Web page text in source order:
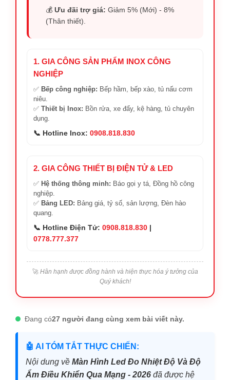
💰Ưu đãi trợ giá: Giảm 5% (Mới) - 8%
(Thân thiết).
1. GIA CÔNG SẢN PHẨM INOX CÔNG
NGHIỆP
✅ Bếp công nghiệp: Bếp hầm, bếp xào, tủ nấu cơm
niêu.
✅ Thiết bị Inox: Bồn rửa, xe đẩy, kệ hàng, tủ chuyên
dụng.
📞 Hotline Inox: 0908.818.830
2. GIA CÔNG THIẾT BỊ ĐIỆN TỬ & LED
✅ Hệ thống thông minh: Báo gọi y tá, Đồng hồ công
nghiệp.
✅ Bảng LED: Bảng giá, tỷ số, sản lượng, Đèn hào
quang.
📞 Hotline Điện Tử: 0908.818.830 |
0778.777.377
🚀 Hân hạnh được đồng hành và hiện thực hóa ý tưởng của
Quý khách!
Đang có27 người đang cùng xem bài viết này.
🤖 AI TÓM TẮT THỰC CHIẾN:
Nội dung về Màn Hình Led Đo Nhiệt Độ Và Độ
Ẩm Điều Khiển Qua Mạng - 2026 đã được hệ